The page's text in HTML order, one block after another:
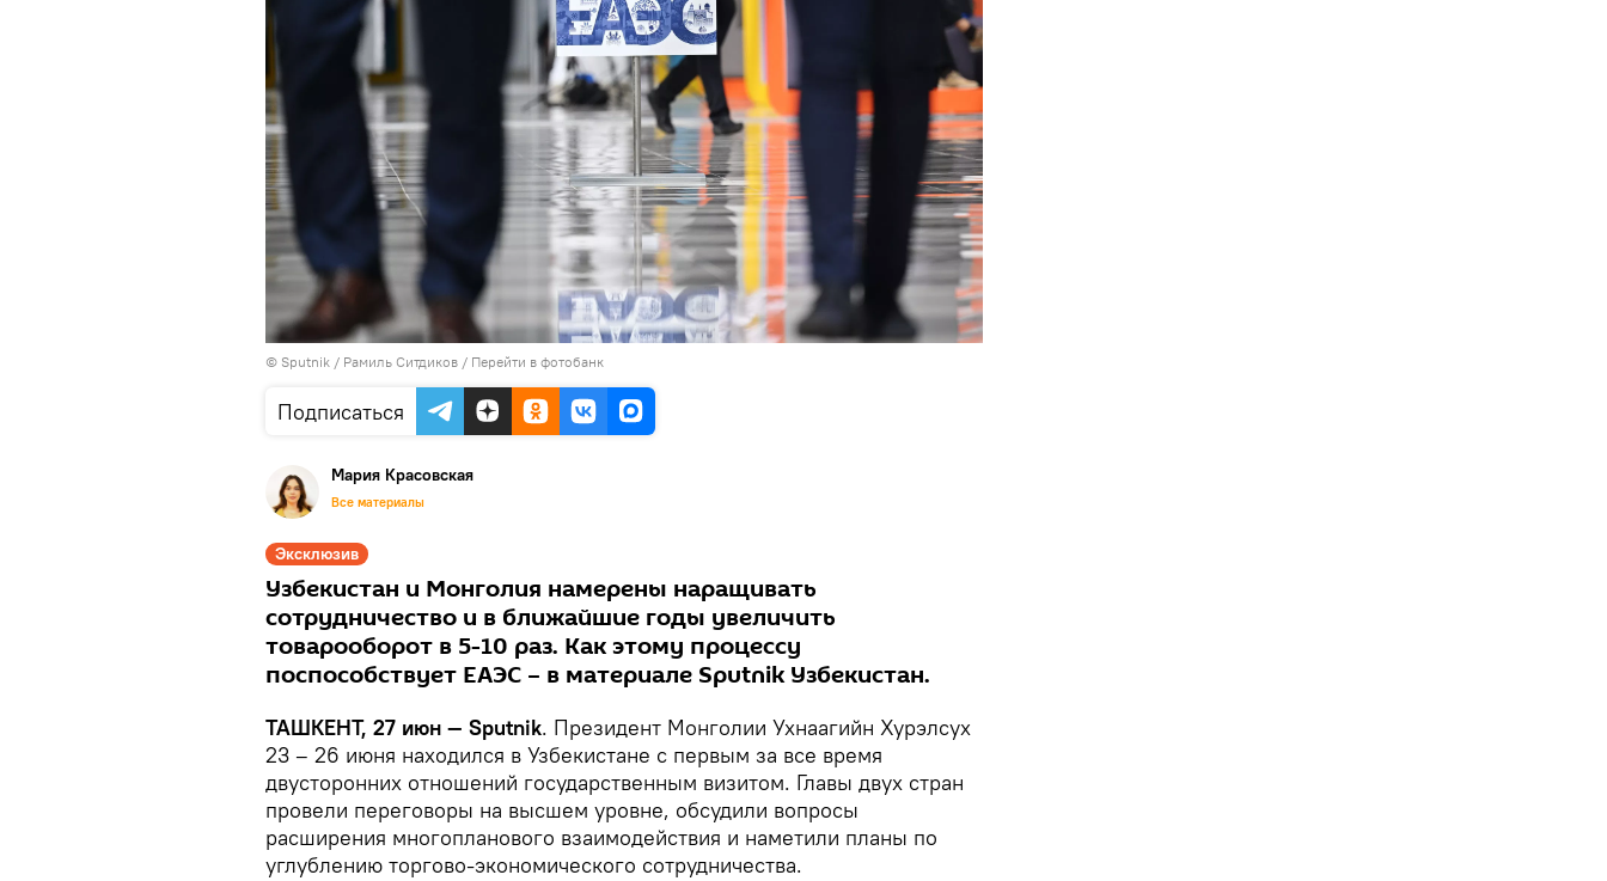
© Sputnik / Рамиль Ситдиков / Перейти в фотобанк
Подписаться
Мария Красовская
Все материалы
Эксклюзив
Узбекистан и Монголия намерены наращивать
сотрудничество и в ближайшие годы увеличить
товарооборот в 5-10 раз. Как этому процессу
поспособствует ЕАЭС – в материале Sputnik Узбекистан.
ТАШКЕНТ, 27 июн — Sputnik. Президент Монголии Ухнаагийн Хурэлсух
23 – 26 июня находился в Узбекистане с первым за все время
двусторонних отношений государственным визитом. Главы двух стран
провели переговоры на высшем уровне, обсудили вопросы
расширения многопланового взаимодействия и наметили планы по
углублению торгово-экономического сотрудничества.